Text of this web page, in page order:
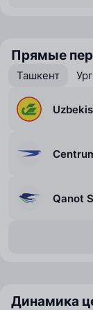
Прямые
Ташкент
Qanot
Динамика